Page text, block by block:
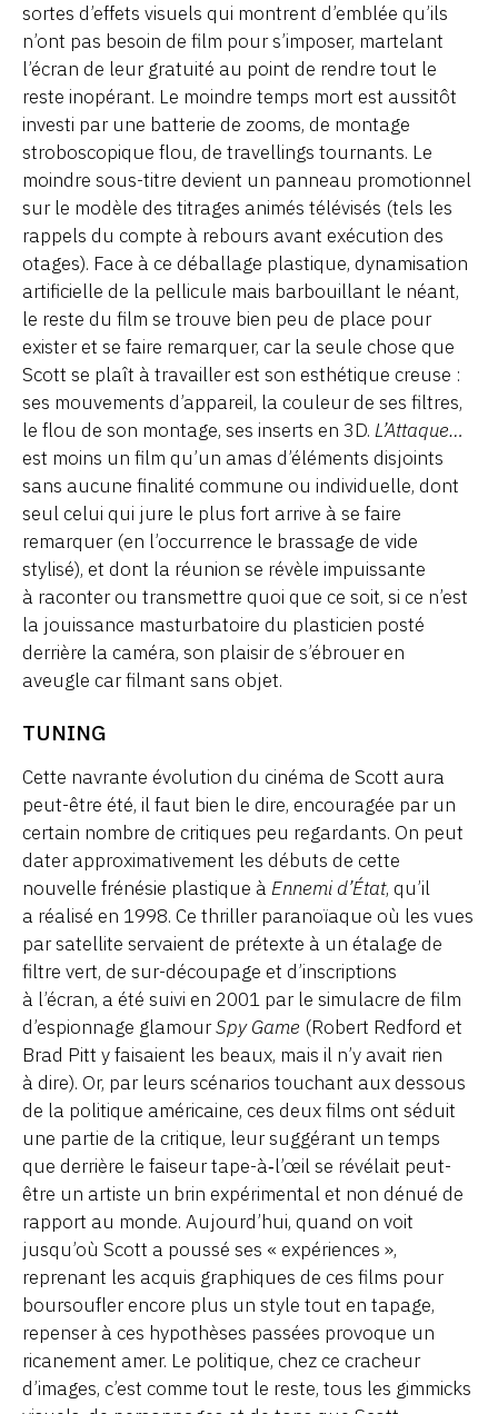
sortes d’effets visuels qui montrent d’emblée qu’ils
n’ont pas besoin de film pour s’imposer, martelant
l’écran de leur gratuité au point de rendre tout le
reste inopérant. Le moindre temps mort est aussitôt
investi par une batterie de zooms, de montage
stroboscopique flou, de travellings tournants. Le
moindre sous-titre devient un panneau promotionnel
sur le modèle des titrages animés télévisés (tels les
rappels du compte à rebours avant exécution des
otages). Face à ce déballage plastique, dynamisation
artificielle de la pellicule mais barbouillant le néant,
le reste du film se trouve bien peu de place pour
exister et se faire remarquer, car la seule chose que
Scott se plaît à travailler est son esthétique creuse :
ses mouvements d’appareil, la couleur de ses filtres,
le flou de son montage, ses inserts en 3D. L’Attaque…
est moins un film qu’un amas d’éléments disjoints
sans aucune finalité commune ou individuelle, dont
seul celui qui jure le plus fort arrive à se faire
remarquer (en l’occurrence le brassage de vide
stylisé), et dont la réunion se révèle impuissante
à raconter ou transmettre quoi que ce soit, si ce n’est
la jouissance masturbatoire du plasticien posté
derrière la caméra, son plaisir de s’ébrouer en
aveugle car filmant sans objet.
TUNING
Cette navrante évolution du cinéma de Scott aura
peut-être été, il faut bien le dire, encouragée par un
certain nombre de critiques peu regardants. On peut
dater approximativement les débuts de cette
nouvelle frénésie plastique à Ennemi d’État, qu’il
a réalisé en 1998. Ce thriller paranoïaque où les vues
par satellite servaient de prétexte à un étalage de
filtre vert, de sur-découpage et d’inscriptions
à l’écran, a été suivi en 2001 par le simulacre de film
d’espionnage glamourSpy Game (Robert Redford et
Brad Pitt y faisaient les beaux, mais il n’y avait rien
à dire). Or, par leurs scénarios touchant aux dessous
de la politique américaine, ces deux films ont séduit
une partie de la critique, leur suggérant un temps
que derrière le faiseur tape-à‑l’œil se révélait peut-
être un artiste un brin expérimental et non dénué de
rapport au monde. Aujourd’hui, quand on voit
jusqu’où Scott a poussé ses « expériences »,
reprenant les acquis graphiques de ces films pour
boursoufler encore plus un style tout en tapage,
repenser à ces hypothèses passées provoque un
ricanement amer. Le politique, chez ce cracheur
d’images, c’est comme tout le reste, tous les gimmicks